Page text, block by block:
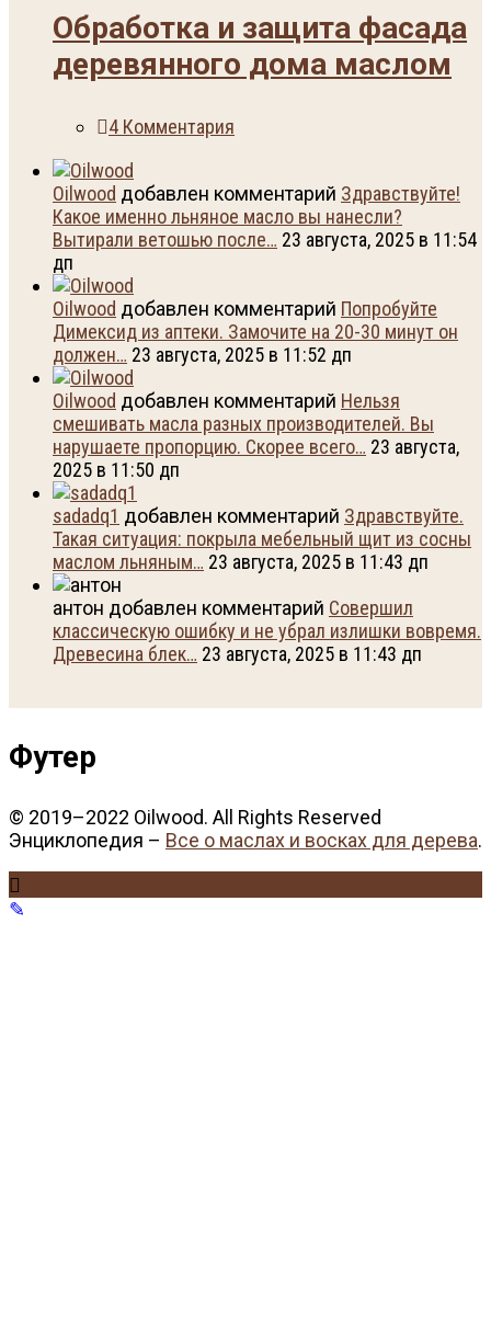
Обработка и защита фасада
деревянного дома маслом
4 Комментария
Oilwood добавлен комментарий Здравствуйте!
Какое именно льняное масло вы нанесли?
Вытирали ветошью после… 23 августа, 2025 в 11:54
дп
Oilwood добавлен комментарий Попробуйте
Димексид из аптеки. Замочите на 20-30 минут он
должен… 23 августа, 2025 в 11:52 дп
Oilwood добавлен комментарий Нельзя
смешивать масла разных производителей. Вы
нарушаете пропорцию. Скорее всего… 23 августа,
2025 в 11:50 дп
sadadq1 добавлен комментарий Здравствуйте.
Такая ситуация: покрыла мебельный щит из сосны
маслом льняным… 23 августа, 2025 в 11:43 дп
антон добавлен комментарий Совершил
классическую ошибку и не убрал излишки вовремя.
Древесина блек… 23 августа, 2025 в 11:43 дп
Футер
© 2019–2022 Oilwood. All Rights Reserved
Энциклопедия – Все о маслах и восках для дерева.